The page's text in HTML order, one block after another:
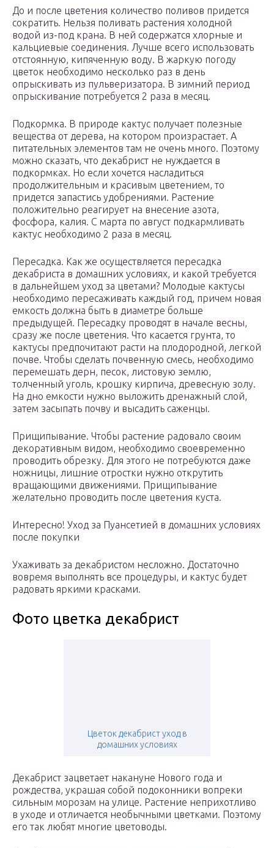
До и после цветения количество поливов придется
сократить. Нельзя поливать растения холодной
водой из-под крана. В ней содержатся хлорные и
кальциевые соединения. Лучше всего использовать
отстоянную, кипяченную воду. В жаркую погоду
цветок необходимо несколько раз в день
опрыскивать из пульверизатора. В зимний период
опрыскивание потребуется 2 раза в месяц.
Подкормка. В природе кактус получает полезные
вещества от дерева, на котором произрастает. А
питательных элементов там не очень много. Поэтому
можно сказать, что декабрист не нуждается в
подкормках. Но если хочется насладиться
продолжительным и красивым цветением, то
придется запастись удобрениями. Растение
положительно реагирует на внесение азота,
фосфора, калия. С марта по август подкармливать
кактус необходимо 2 раза в месяц.
Пересадка. Как же осуществляется пересадка
декабриста в домашних условиях, и какой требуется
в дальнейшем уход за цветами? Молодые кактусы
необходимо пересаживать каждый год, причем новая
емкость должна быть в диаметре больше
предыдущей. Пересадку проводят в начале весны,
сразу же после цветения. Что касается грунта, то
кактусы предпочитают расти на плодородной, легкой
почве. Чтобы сделать почвенную смесь, необходимо
перемешать дерн, песок, листовую землю,
толченный уголь, крошку кирпича, древесную золу.
На дно емкости нужно выложить дренажный слой,
затем засыпать почву и высадить саженцы.
Прищипывание. Чтобы растение радовало своим
декоративным видом, необходимо своевременно
проводить обрезку. Для этого не потребуются даже
ножницы, лишние отростки нужно открутить
вращающими движениями. Прищипывание
желательно проводить после цветения куста.
Интересно! Уход за Пуансетией в домашних условиях
после покупки
Ухаживать за декабристом несложно. Достаточно
вовремя выполнять все процедуры, и кактус будет
радовать яркими красками.
Фото цветка декабрист
Цветок декабрист уход в
домашних условиях
Декабрист зацветает накануне Нового года и
рождества, украшая собой подоконники вопреки
сильным морозам на улице. Растение неприхотливо
в уходе и отличается необычными цветками. Поэтому
его так любят многие цветоводы.